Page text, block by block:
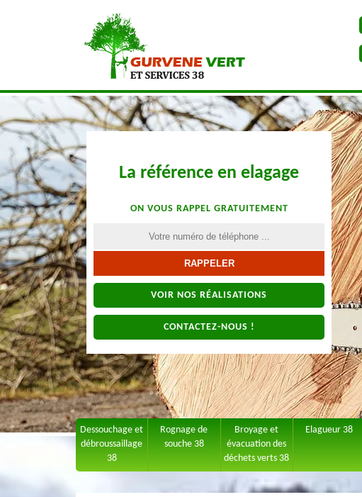
La référence en elagage
ON VOUS RAPPEL GRATUITEMENT
VOIR NOS RÉALISATIONS
CONTACTEZ-NOUS !
Dessouchage et
débroussaillage
38
Rognage de
souche 38
Broyage et
évacuation des
déchets verts 38
Elagueur 38